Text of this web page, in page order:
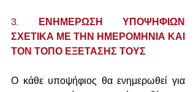
3. ΕΝΗΜΕΡΩΣΗ ΥΠΟΨΗΦΙΩΝ
ΣΧΕΤΙΚΑ ΜΕ ΤΗΝ ΗΜΕΡΟΜΗΝΙΑ ΚΑΙ
ΤΟΝ ΤΟΠΟ ΕΞΕΤΑΣΗΣ ΤΟΥΣ
Ο κάθε υποψήφιος θα ενημερωθεί για